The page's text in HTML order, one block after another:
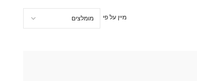
מיין על פי